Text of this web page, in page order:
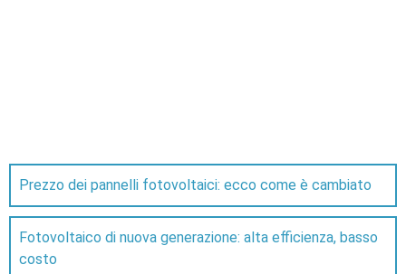
Prezzo dei pannelli fotovoltaici: ecco come è cambiato
Fotovoltaico di nuova generazione: alta efficienza, basso
costo